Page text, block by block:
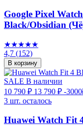
Google Pixel
Black/Obsidian
★★★★★
4,7 (152)
В корзину
SALE В наличии
10 790 ₽ 13 790 ₽ -
3 шт. осталось
Huawei Watch Fit